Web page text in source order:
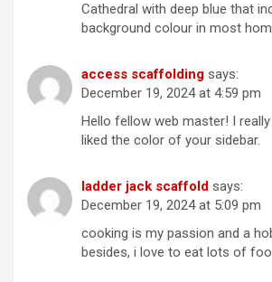
Cathedral with deep blue that
background colour in most
access scaffolding says:
December 19, 2024 at 4:59 pm
Hello fellow web master! I
liked the color of your sidebar.
ladder jack scaffold says:
December 19, 2024 at 5:09 pm
cooking is my passion and a
besides, i love to eat lots of